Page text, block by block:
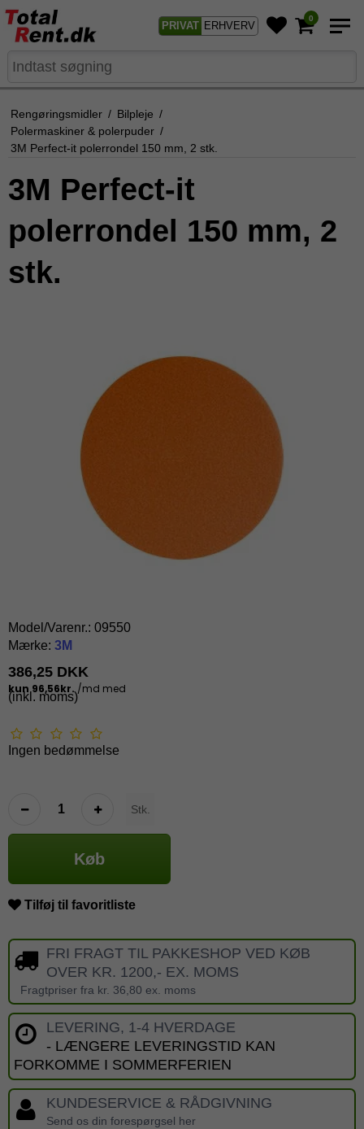
PRIVAT ERHVERV
0
Rengøringsmidler / Bilpleje /
Polermaskiner & polerpuder /
3M Perfect-it polerrondel 150 mm, 2 stk.
3M Perfect-it
polerrondel 150 mm, 2
stk.
Model/Varenr.: 09550
Mærke: 3M
386,25 DKK
(inkl. moms)
Ingen bedømmelse
Stk.
Køb
Tilføj til favoritliste
FRI FRAGT TIL PAKKESHOP VED KØB
OVER KR. 1200,- EX. MOMS
Fragtpriser fra kr. 36,80 ex. moms
LEVERING, 1-4 HVERDAGE
- LÆNGERE LEVERINGSTID KAN
FORKOMME I SOMMERFERIEN
KUNDESERVICE & RÅDGIVNING
Send os din forespørgsel her